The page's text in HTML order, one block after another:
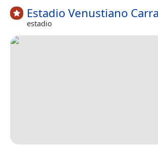
Estadio Venustiano
estadio